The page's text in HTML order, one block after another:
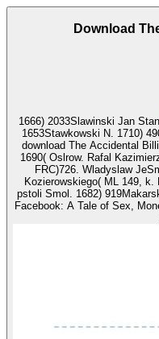
Download
1666) 2033Slawinski Jan
1653Stawkowski N. 1710)
download The Accidental
1690( Oslrow. Rafal
FRC)726. Wladyslaw
Kozierowskiego( ML 149, k. Krzysztof
pstoli Smol. 1682) 919Makarski( Makarski
Facebook: A Tale of Sex,